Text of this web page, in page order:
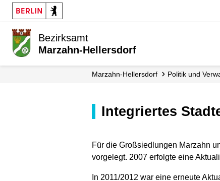
Bezirksamt
Marzahn-Hellersdorf
Marzahn-Hellersdorf Politik und
Integriertes
Für die Großsiedlungen Marzahn
vorgelegt. 2007 erfolgte eine
In 2011/2012 war eine erneute